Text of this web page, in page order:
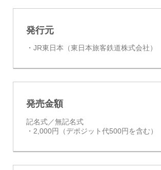
RECENT
POSTS
発行元
・JR東日本（東日本旅客鉄道株式会社）
発売金額
記名式／無記名式
・2,000円（デポジット代500円を含む）